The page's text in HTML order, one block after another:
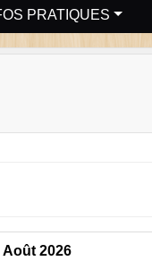
PRATIQUES
Août 2026